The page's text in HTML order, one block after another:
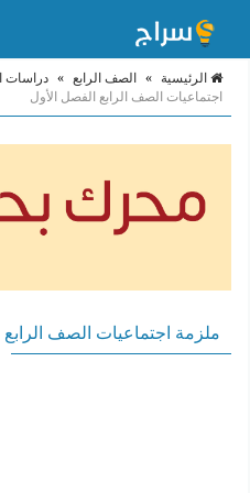
الرئيسية » الصف الرابع » دراسات
اجتماعيات الصف الرابع الفصل الأول
ملزمة اجتماعيات الصف الرابع